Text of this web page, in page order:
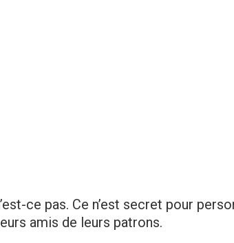
ce pas. Ce n’est secret pour
amis de leurs patrons.